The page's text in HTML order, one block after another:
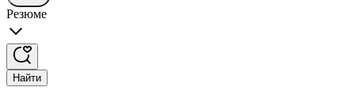
Резюме
Найти